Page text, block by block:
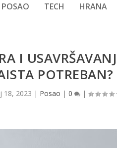
POSAO TECH HRANA
I
POTREBAN?
18, 2023 | Posao |0 |